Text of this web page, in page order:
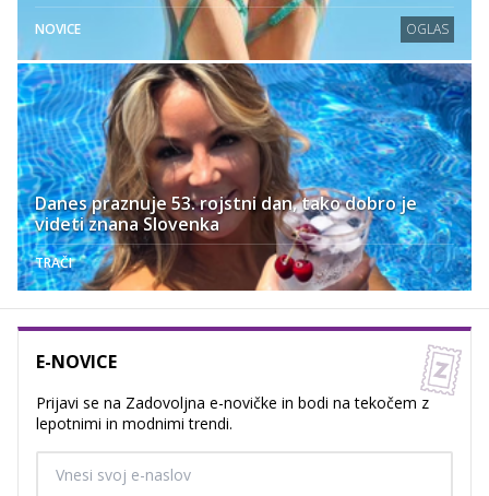
NOVICE OGLAS
Danes praznuje 53. rojstni dan, tako dobro je
videti znana Slovenka
TRAČI
E-NOVICE
Prijavi se na Zadovoljna e-novičke in bodi na tekočem z
lepotnimi in modnimi trendi.